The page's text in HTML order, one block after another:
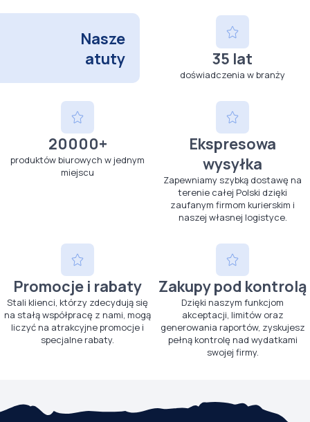
Nasze
atuty
35 lat
doświadczenia w branży
20000+
produktów biurowych w jednym
miejscu
Ekspresowa
wysyłka
Zapewniamy szybką dostawę na
terenie całej Polski dzięki
zaufanym firmom kurierskim i
naszej własnej logistyce.
Promocje i rabaty
Stali klienci, którzy zdecydują się
na stałą współpracę z nami, mogą
liczyć na atrakcyjne promocje i
specjalne rabaty.
Zakupy pod kontrolą
Dzięki naszym funkcjom
akceptacji, limitów oraz
generowania raportów, zyskujesz
pełną kontrolę nad wydatkami
swojej firmy.